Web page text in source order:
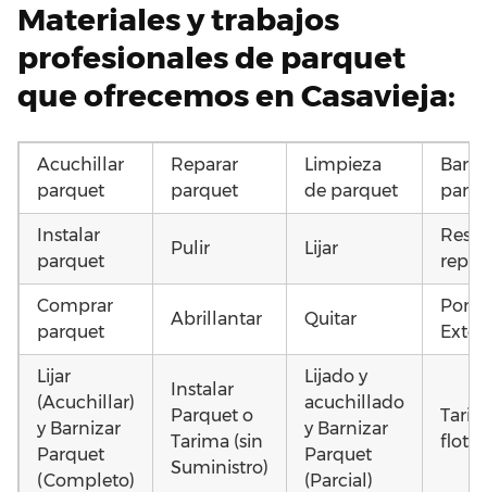
Materiales y trabajos
profesionales de parquet
que ofrecemos en Casavieja:
Acuchillar
parquet
Reparar
parquet
Limpieza
de parquet
Instalar
parquet
Pulir Lijar
Comprar
parquet
Abrillantar Quitar
Lijar
(Acuchillar)
y Barnizar
Parquet
(Completo)
Instalar
Parquet o
Tarima (sin
Suministro)
Lijado y
acuchillado
y Barnizar
Parquet
(Parcial)